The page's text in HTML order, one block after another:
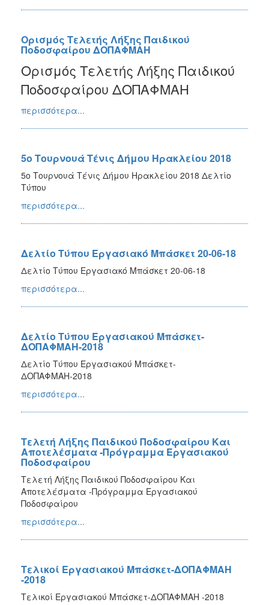
Ορισμός Τελετής Λήξης Παιδικού
Ποδοσφαίρου ΔΟΠΑΦΜΑΗ
Ορισμός Τελετής Λήξης Παιδικού
Ποδοσφαίρου ΔΟΠΑΦΜΑΗ
περισσότερα...
5ο Τουρνουά Τένις Δήμου Ηρακλείου 2018
5ο Τουρνουά Τένις Δήμου Ηρακλείου 2018 Δελτίο
Τύπου
περισσότερα...
Δελτίο Τύπου Εργασιακό Μπάσκετ 20-06-18
Δελτίο Τύπου Εργασιακό Μπάσκετ 20-06-18
περισσότερα...
Δελτίο Τύπου Εργασιακού Μπάσκετ-
ΔΟΠΑΦΜΑΗ-2018
Δελτίο Τύπου Εργασιακού Μπάσκετ-
ΔΟΠΑΦΜΑΗ-2018
περισσότερα...
Τελετή Λήξης Παιδικού Ποδοσφαίρου Και
Αποτελέσματα -Πρόγραμμα Εργασιακού
Ποδοσφαίρου
Τελετή Λήξης Παιδικού Ποδοσφαίρου Και
Αποτελέσματα -Πρόγραμμα Εργασιακού
Ποδοσφαίρου
περισσότερα...
Τελικοί Εργασιακού Μπάσκετ-ΔΟΠΑΦΜΑΗ
-2018
Τελικοί Εργασιακού Μπάσκετ-ΔΟΠΑΦΜΑΗ -2018